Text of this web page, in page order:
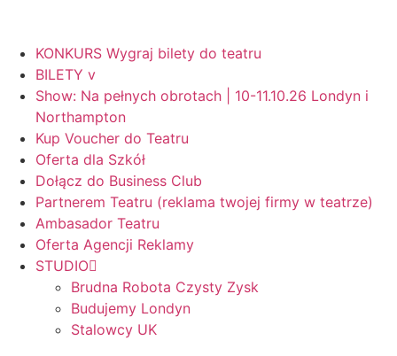
KONKURS Wygraj bilety do teatru
BILETY v
Show: Na pełnych obrotach | 10-11.10.26 Londyn i
Northampton
Kup Voucher do Teatru
Oferta dla Szkół
Dołącz do Business Club
Partnerem Teatru (reklama twojej firmy w teatrze)
Ambasador Teatru
Oferta Agencji Reklamy
STUDIO
Brudna Robota Czysty Zysk
Budujemy Londyn
Stalowcy UK